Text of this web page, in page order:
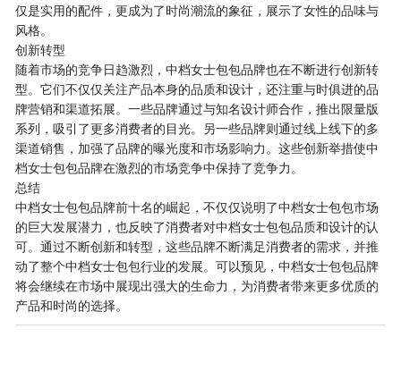
仅是实用的配件，更成为了时尚潮流的象征，展示了女性的品味与
风格。
创新转型
随着市场的竞争日趋激烈，中档女士包包品牌也在不断进行创新转
型。它们不仅仅关注产品本身的品质和设计，还注重与时俱进的品
牌营销和渠道拓展。一些品牌通过与知名设计师合作，推出限量版
系列，吸引了更多消费者的目光。另一些品牌则通过线上线下的多
渠道销售，加强了品牌的曝光度和市场影响力。这些创新举措使中
档女士包包品牌在激烈的市场竞争中保持了竞争力。
总结
中档女士包包品牌前十名的崛起，不仅仅说明了中档女士包包市场
的巨大发展潜力，也反映了消费者对中档女士包包品质和设计的认
可。通过不断创新和转型，这些品牌不断满足消费者的需求，并推
动了整个中档女士包包行业的发展。可以预见，中档女士包包品牌
将会继续在市场中展现出强大的生命力，为消费者带来更多优质的
产品和时尚的选择。